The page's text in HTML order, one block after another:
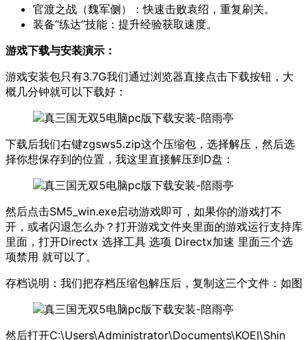
官渡之战（魏军侧）：快速击败袁绍，重复刷关。
装备“练达”技能：提升经验获取速度。
游戏下载与安装演示：
游戏安装包只有3.7G我们通过浏览器直接点击下载按钮，大
概几分钟就可以下载好：
下载后我们右键zgsws5.zip这个压缩包，选择解压，然后选
择你想保存到的位置，我这里直接解压到D盘：
然后点击SM5_win.exe启动游戏即可，如果你的游戏打不
开，或者闪退怎么办？打开游戏文件夹里面的游戏运行支持库
里面，打开Directx 选择工具 选项 Directx加速 里面三个选
项禁用 就可以了。
存档说明：我们把存档压缩包解压后，复制这三个文件：如图
然后打开C:\Users\Administrator\Documents\KOEI\Shin